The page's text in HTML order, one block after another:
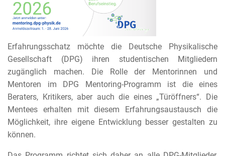
Erfahrungsschatz möchte die Deutsche Physikalische
Gesellschaft (DPG) ihren studentischen Mitgliedern
zugänglich machen. Die Rolle der Mentorinnen und
Mentoren im DPG Mentoring-Programm ist die eines
Beraters, Kritikers, aber auch die eines „Türöffners“. Die
Mentees erhalten mit diesem Erfahrungsaustausch die
Möglichkeit, ihre eigene Entwicklung besser gestalten zu
können.